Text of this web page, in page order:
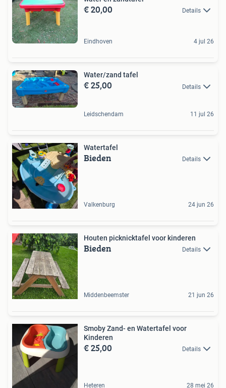
€ 20,00 Details
Eindhoven 4 jul 26
Water/zand tafel
€ 25,00 Details
Leidschendam 11 jul 26
Watertafel
Bieden Details
Valkenburg 24 jun 26
Houten picknicktafel voor kinderen
Bieden Details
Middenbeemster 21 jun 26
Smoby Zand- en Watertafel voor
Kinderen
€ 25,00 Details
Heteren 28 mei 26